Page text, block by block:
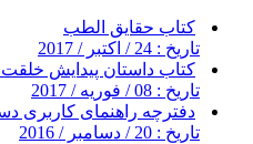
کتاب حقایق الطب
تاریخ : 24 / اکتبر / 2017
کتاب داستان پیدایش خلقت
تاریخ : 08 / فوریه / 2017
دفترچه راهنمای کاربری
تاریخ : 20 / دسامبر / 2016